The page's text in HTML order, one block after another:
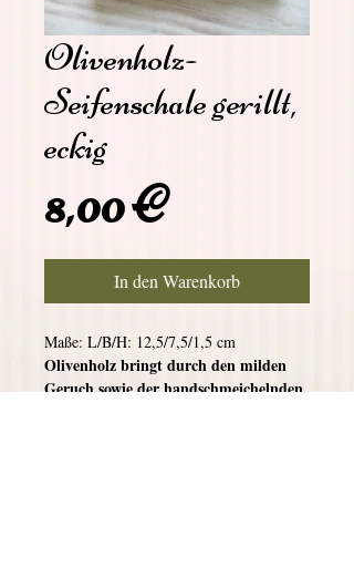
Olivenholz-
Seifenschale gerillt,
eckig
8,00 €Preis
In den Warenkorb
Maße: L/B/H: 12,5/7,5/1,5 cm
Olivenholz bringt durch den milden
Geruch sowie der handschmeichelnden